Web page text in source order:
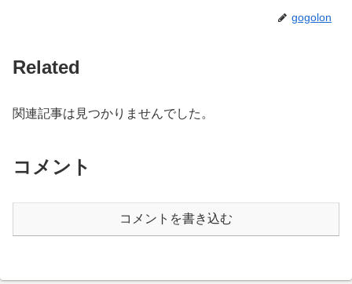
gogolon
Related
関連記事は見つかりませんでした。
コメント
コメントを書き込む